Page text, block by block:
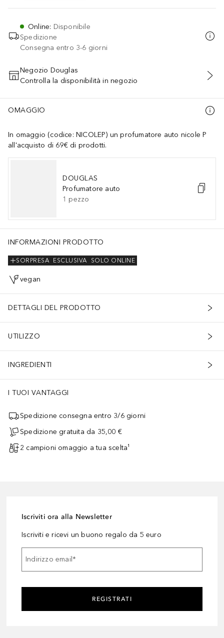
Online: Disponibile
Spedizione
Consegna entro 3-6 giorni
AGGIUNGI AL CARRELLO
Negozio Douglas
Controlla la disponibilità in negozio
OMAGGIO
In omaggio (codice: NICOLEP) un profumatore auto nicole P
all'acquisto di 69€ di prodotti.
DOUGLAS
Profumatore auto
1 pezzo
INFORMAZIONI PRODOTTO
SOLO ONLINE
ESCLUSIVA
SORPRESA
vegan
DETTAGLI DEL PRODOTTO
UTILIZZO
INGREDIENTI
I TUOI VANTAGGI
Spedizione consegna entro 3/6 giorni
Spedizione gratuita da 35,00 €
2 campioni omaggio a tua scelta¹
Iscriviti ora alla Newsletter
Iscriviti e ricevi un buono regalo da 5 euro
Indirizzo email*
REGISTRATI